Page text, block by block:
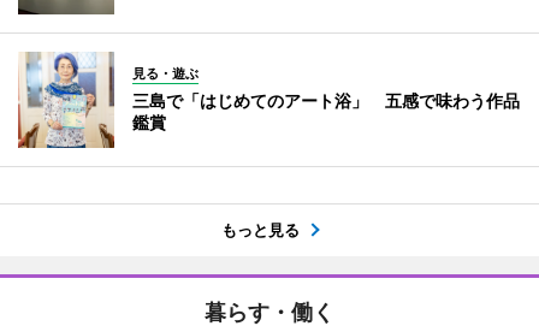
見る・遊ぶ
三島で「はじめてのアート浴」 五感で味わう作品
鑑賞
もっと見る
暮らす・働く